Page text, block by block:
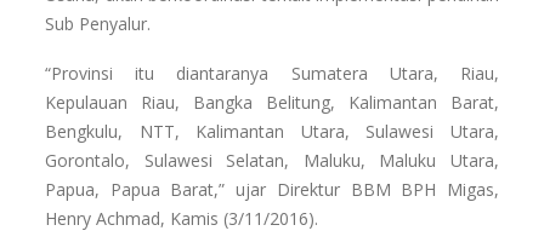
Sub Penyalur.
“Provinsi itu diantaranya Sumatera Utara, Riau,
Kepulauan Riau, Bangka Belitung, Kalimantan Barat,
Bengkulu, NTT, Kalimantan Utara, Sulawesi Utara,
Gorontalo, Sulawesi Selatan, Maluku, Maluku Utara,
Papua, Papua Barat,” ujar Direktur BBM BPH Migas,
Henry Achmad, Kamis (3/11/2016).